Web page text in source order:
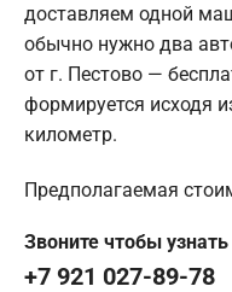
доставляем одной
обычно нужно два
от г. Пестово —
формируется исходя
километр.
Предполагаемая
Звоните чтобы
+7 921 027-89-78